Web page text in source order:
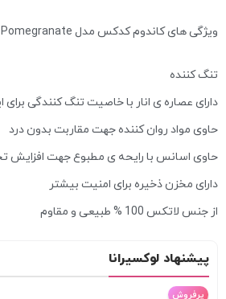
ویژگی های کاندوم کدکس مدل Double Pomegranate :
تنگ کننده
دارای عصاره ی انار با خاصیت تنگ کنندگی برای
حاوی مواد روان کننده جهت مقاربت بدون درد
حاوی اسانس با رایحه ی مطبوع جهت افزایش
دارای مخزن ذخیره برای امنیت بیشتر
از جنس لاتکس 100 % طبیعی و مقاوم
پیشنهاد لوکسیرانا
پرفروش